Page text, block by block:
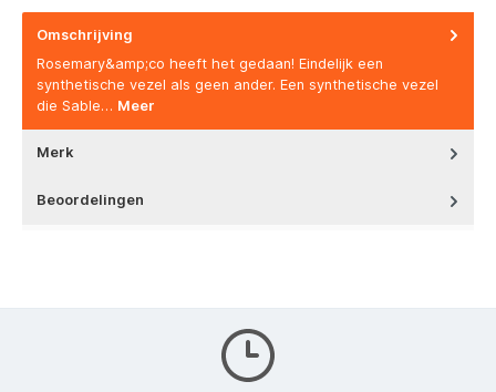
Omschrijving
Rosemary&amp;co heeft het gedaan! Eindelijk een
synthetische vezel als geen ander. Een synthetische vezel
die Sable… Meer
Merk
Beoordelingen